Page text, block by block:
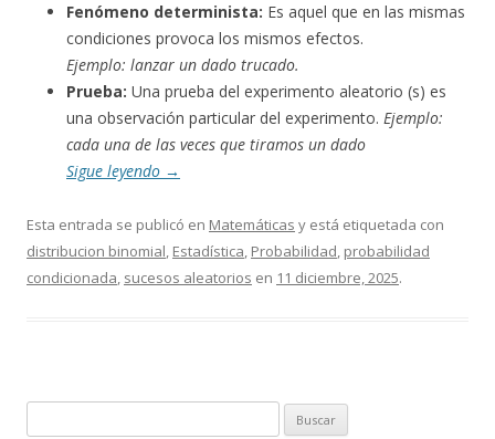
Fenómeno determinista: Es aquel que en las mismas
condiciones provoca los mismos efectos.
Ejemplo: lanzar un dado trucado.
Prueba: Una prueba del experimento aleatorio (s) es
una observación particular del experimento. Ejemplo:
cada una de las veces que tiramos un dado
Sigue leyendo →
Esta entrada se publicó en Matemáticas y está etiquetada con
distribucion binomial, Estadística, Probabilidad, probabilidad
condicionada, sucesos aleatorios en 11 diciembre, 2025.